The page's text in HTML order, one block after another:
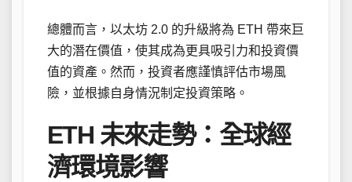
總體而言，以太坊 2.0 的升級將為 ETH 帶來巨
大的潛在價值，使其成為更具吸引力和投資價
值的資產。然而，投資者應謹慎評估市場風
險，並根據自身情況制定投資策略。
ETH 未來走勢：全球經
濟環境影響